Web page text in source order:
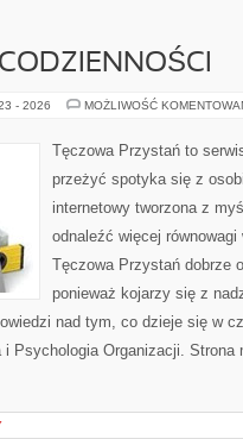
- 2026 MOŻLIWOŚĆ
Tęczowa Przystań to
przeżyć spotyka się z
internetowy tworzona z
odnaleźć więcej
Tęczowa Przystań dobrze
ponieważ kojarzy się z
nad tym, co dzieje się w
Psychologia Organizacji. Strona